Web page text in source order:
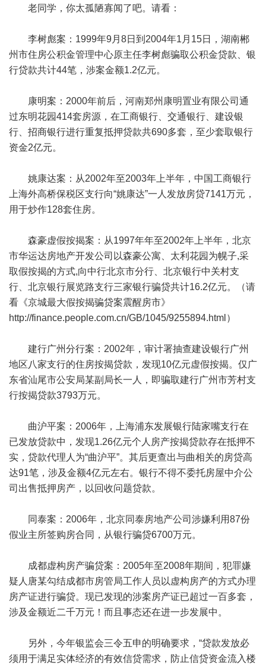
老同学，你太孤陋寡闻了吧。请看：
李树彪案：1999年9月8日到2004年1月15日，湖南郴
州市住房公积金管理中心原主任李树彪骗取公积金贷款、银
行贷款共计44笔，涉案金额1.2亿元。
康明案：2000年前后，河南郑州康明置业有限公司通
过东明花园414套房源，在工商银行、交通银行、建设银
行、招商银行进行重复抵押贷款共690多套，至少套取银行
资金2亿元。
姚康达案：从2002年至2003年上半年，中国工商银行
上海外高桥保税区支行向“姚康达”一人发放房贷7141万元，
用于炒作128套住房。
森豪虚假按揭案：从1997年年至2002年上半年，北京
市华运达房地产开发公司以森豪公寓、太利花园为幌子,采
取假按揭的方式,向中行北京市分行、北京银行中关村支
行、北京银行展览路支行三家银行骗贷共计16.2亿元。（请
看《京城最大假按揭骗贷案震醒房市》
http://finance.people.com.cn/GB/1045/9255894.html ）
建行广州分行案：2002年，审计署抽查建设银行广州
地区八家支行的住房按揭贷款，发现10亿元虚假按揭。仅广
东省汕尾市公安局某副局长一人，即骗取建行广州市芳村支
行按揭贷款3793万元。
曲沪平案：2006年，上海浦东发展银行陆家嘴支行在
已发放贷款中，发现1.26亿元个人房产按揭贷款存在抵押不
实，贷款代理人为“曲沪平”。其后更查出与曲相关的房贷高
达91笔，涉及金额4亿元左右。银行不得不委托房屋中介公
司出售抵押房产，以回收问题贷款。
同泰案：2006年，北京同泰房地产公司涉嫌利用87份
假业主所签购房合同，从银行骗贷6700万元。
成都虚构房产骗贷案：2005年至2008年期间，犯罪嫌
疑人唐某勾结成都市房管局工作人员以虚构房产的方式办理
房产证进行骗贷。现已发现的涉案房产证已超过一百多套，
涉及金额近二千万元！而且事态还在进一步发展中。
另外，今年银监会三令五申的明确要求，“贷款发放必
须用于满足实体经济的有效信贷需求，防止信贷资金流入楼